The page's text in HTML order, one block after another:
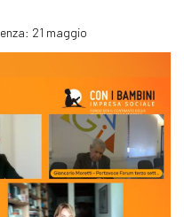
21 maggio